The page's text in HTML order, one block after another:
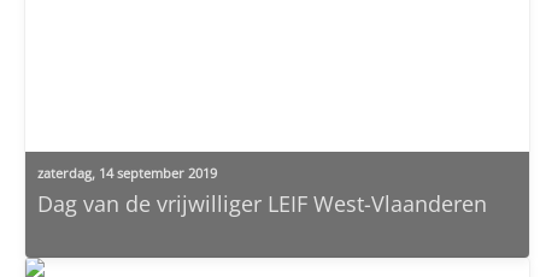
zaterdag, 14 september 2019
Dag van de vrijwilliger LEIF West-Vlaanderen